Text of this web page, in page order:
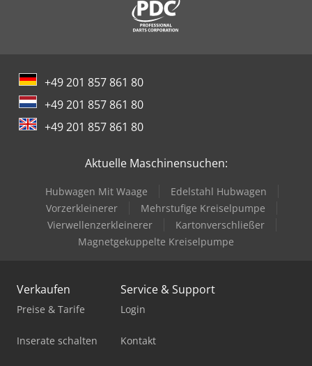
Für Irrtümer und fehlerhafte Angaben im Angebot wird
nicht gehaftet. Der Käufer ist verpflichtet sich
und Irrtümer vorbehalten. - .
Informationen zu erhalten.
+49 201 857 861 80
+49 201 857 861 80
+49 201 857 861 80
Aktuelle Maschinensuchen:
Hubwagen Mit Waage
Edelstahl Hubwagen
Vorzerkleinerer
Mehrstufige Kreiselpumpe
Vierwellenzerkleinerer
Kartonverschließer
Magnetgekuppelte Kreiselpumpe
Verkaufen
Preise & Tarife
Inserate schalten
Service & Support
Login
Kontakt